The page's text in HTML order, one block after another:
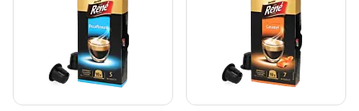
Para Nespresso® Máquinas de café para Nespresso®
Cápsulas Lungo para Nespresso®